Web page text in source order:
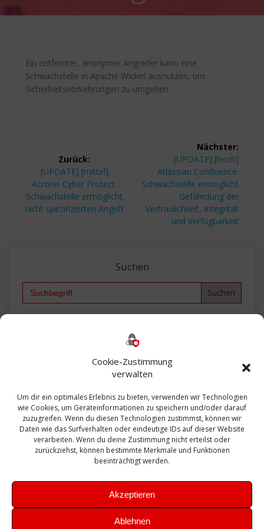
Cookie-Zustimmung
verwalten
Um dir ein optimales Erlebnis zu bieten, verwenden wir Technologien
wie Cookies, um Geräteinformationen zu speichern und/oder darauf
zuzugreifen. Wenn du diesen Technologien zustimmst, können wir
Daten wie das Surfverhalten oder eindeutige IDs auf dieser Website
verarbeiten. Wenn du deine Zustimmung nicht erteilst oder
zurückziehst, können bestimmte Merkmale und Funktionen
beeinträchtigt werden.
Akzeptieren
Ablehnen
Ein entfernter, anonymer Angreifer kann eine
Schwachstelle in Apache Wicket ausnutzen, um
Sicherheitsvorkehrungen zu umgehen.
Zurück:
Vorheriger
Beitrag:
[UPDATE] [mittel]
Acronis Cyber Protect:
Schwachstelle ermöglicht
nicht spezifizierten Angriff
Nächster:
Nächster
Beitrag:
[UPDATE] [hoch]
Atlassian Confluence:
Schwachstelle ermöglicht
Gefährdung der
Vertraulichkeit, Integrität
und Verfügbarkeit
Suchen
Search
Bautagebuch
Exchange firewall Fritzbox
Microsoft
Sanierung SBS Security Server Sicherheit
Sicherung SIEM Sophos SSL Ubuntu
Update Upgrade UTM VCenter VCSA Veeam
VMWare VPN WAZUH Windows
Zertifikat